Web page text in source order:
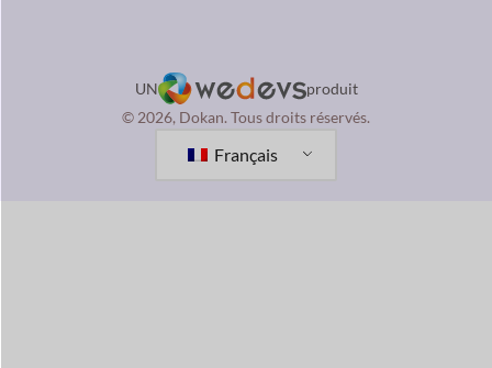
UN
produit
© 2026, Dokan. Tous droits réservés.
Français